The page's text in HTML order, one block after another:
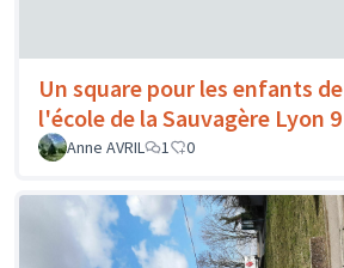
Un square pour les enfants de
l'école de la Sauvagère Lyon 9
Anne AVRIL
1 0